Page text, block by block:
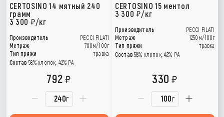
CERTOSINO 14 мятный 240
грамм
3 300
/кг
Производитель
PECCI FILATI
Метраж
700м/100г
Тип пряжи
травка
Состав 58% хлопок, 42% РА
г
792
CERTOSINO 15 ментол
3 300 /кг
Производитель
PECCI FILATI
Метраж
1250м/100г
Тип пряжи
травка
Состав 58% хлопок, 42% РА
г
330